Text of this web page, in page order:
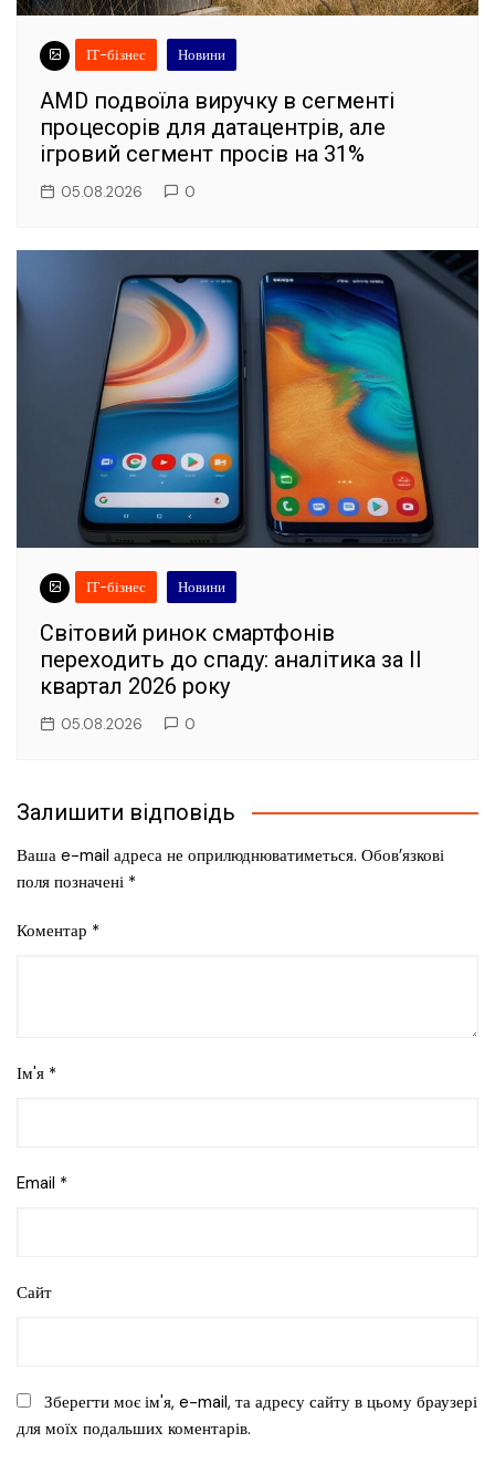
ІТ-бізнес Новини
AMD подвоїла виручку в сегменті
процесорів для датацентрів, але
ігровий сегмент просів на 31%
05.08.2026 0
ІТ-бізнес Новини
Світовий ринок смартфонів
переходить до спаду: аналітика за II
квартал 2026 року
05.08.2026 0
Залишити відповідь
Ваша e-mail адреса не оприлюднюватиметься. Обов’язкові
поля позначені *
Коментар *
Ім'я *
Email *
Сайт
Зберегти моє ім'я, e-mail, та адресу сайту в цьому браузері
для моїх подальших коментарів.